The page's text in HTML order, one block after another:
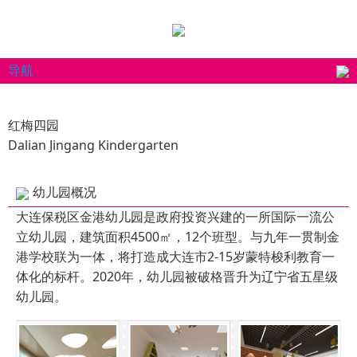
导航
红梅四园
Dalian Jingang Kindergarten
幼儿园概况
大连保税区金港幼儿园是政府投资兴建的一所国际一流公
立幼儿园，建筑面积4500㎡，12个班型。与九年一贯制金
港学校联为一体，将打造成大连市2-15岁蒙特梭利教育一
体化的标杆。2020年，幼儿园被破格晋升为辽宁省五星级
幼儿园。